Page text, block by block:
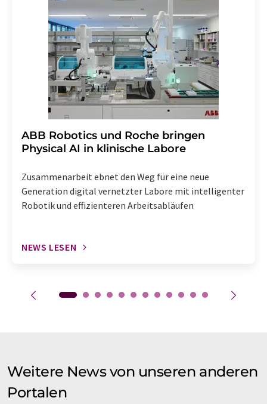
widerruf@lumitos.commit Wirkung für die Zukunft
widerrufen. Zudem ist in jeder E-Mail ein Link zur
Abbestellung des entsprechenden Newsletters
enthalten.
​​​​​​​ABB Robotics und Roche bringen
Physical AI in klinische Labore
Zusammenarbeit ebnet den Weg für eine neue
Generation digital vernetzter Labore mit intelligenter
Robotik und effizienteren Arbeitsabläufen
NEWS LESEN
Weitere News von unseren anderen
Portalen